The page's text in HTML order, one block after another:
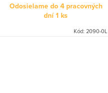
Odosielame do 4 pracovných
dní1 ks
Kód: 2090-0L